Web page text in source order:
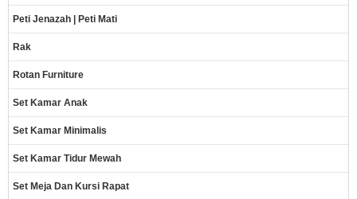
Peti Jenazah | Peti Mati
Rak
Rotan Furniture
Set Kamar Anak
Set Kamar Minimalis
Set Kamar Tidur Mewah
Set Meja Dan Kursi Rapat